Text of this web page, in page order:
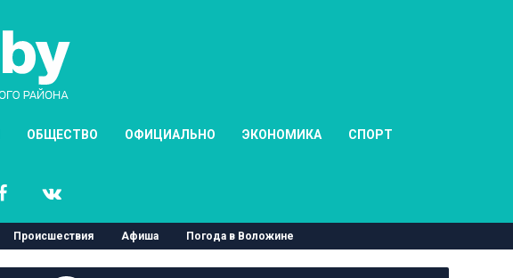
ОБЩЕСТВО ОФИЦИАЛЬНО ЭКОНОМИКА СПОРТ
Происшествия Афиша Погода в Воложине